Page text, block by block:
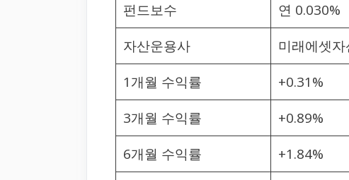
펀드보수
연 0.030%
자산운용사
미래에셋
1개월 수익률
+0.31%
3개월 수익률
+0.89%
6개월 수익률
+1.84%